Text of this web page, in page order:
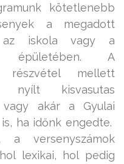
kötetlenebb
a megadott
az iskola vagy a
épületében. A
részvétel mellett
nyílt kisvasutas
vagy akár a Gyulai
ha időnk engedte.
versenyszámok
lexikai, hol pedig